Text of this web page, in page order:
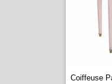
Coiffeuse